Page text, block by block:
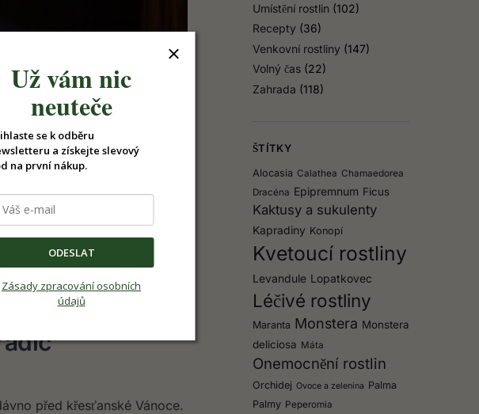
před křesťanské Vánoce.
Umístění rostlin (102)
Recepty (36)
Venkovní rostliny (147)
Volný čas (22)
Zahrada (118)
ŠTÍTKY
Alocasia Calathea Chamaedorea
Dracéna Epipremnum Ficus
Kaktusy a sukulenty
Kapradiny Konopí
Kvetoucí rostliny
Levandule Lopatkovec
Léčivé rostliny
Maranta Monstera Monstera
deliciosa Máta
Onemocnění rostlin
Orchidej Ovoce a zelenina Palma
Palmy Peperomia
Už vám nic
neuteče
se k odběru
a získejte slevový
na první nákup.
ODESLAT
Zásady zpracování osobních
údajů